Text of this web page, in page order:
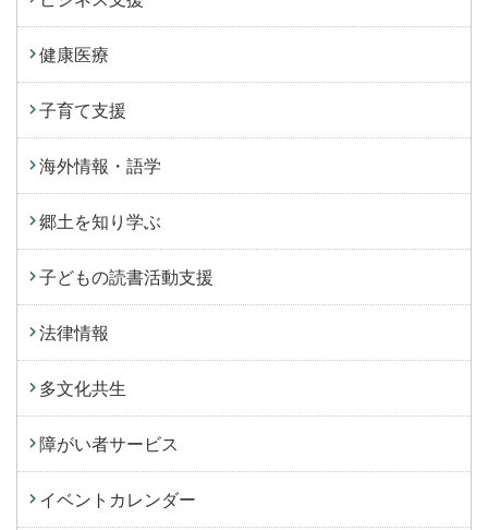
健康医療
子育て支援
海外情報・語学
郷土を知り学ぶ
子どもの読書活動支援
法律情報
多文化共生
障がい者サービス
イベントカレンダー